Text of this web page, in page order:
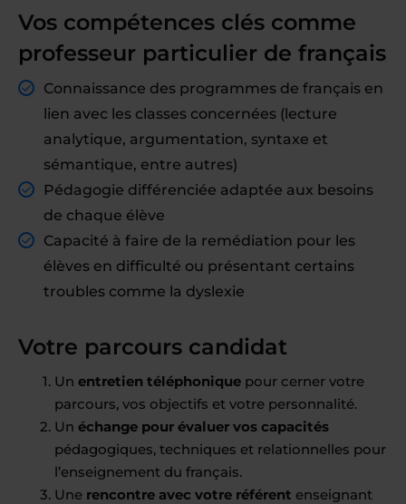
Vos compétences clés comme
professeur particulier de français
Connaissance des programmes de français en
lien avec les classes concernées (lecture
analytique, argumentation, syntaxe et
sémantique, entre autres)
Pédagogie différenciée adaptée aux besoins
de chaque élève
Capacité à faire de la remédiation pour les
élèves en difficulté ou présentant certains
troubles comme la dyslexie
Votre parcours candidat
Un entretien téléphonique pour cerner votre
parcours, vos objectifs et votre personnalité.
Un échange pour évaluer vos capacités
pédagogiques, techniques et relationnelles pour
l’enseignement du français.
Une rencontre avec votre référent enseignant